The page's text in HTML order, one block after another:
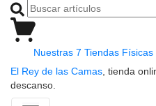
Nuestras 7 Tiendas
El Rey de las Camas , tienda
descanso.